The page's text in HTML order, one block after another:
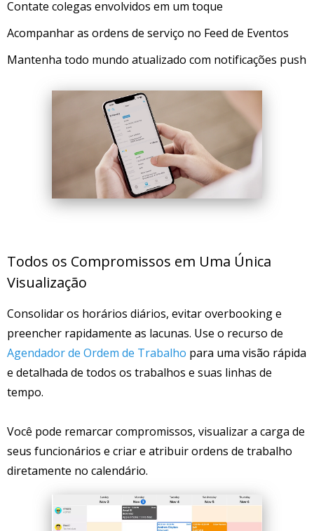
Contate colegas envolvidos em um toque
Acompanhar as ordens de serviço no Feed de Eventos
Mantenha todo mundo atualizado com notificações push
Todos os Compromissos em Uma Única
Visualização
Consolidar os horários diários, evitar overbooking e
preencher rapidamente as lacunas. Use o recurso de
Agendador de Ordem de Trabalho para uma visão rápida
e detalhada de todos os trabalhos e suas linhas de
tempo.
Você pode remarcar compromissos, visualizar a carga de
seus funcionários e criar e atribuir ordens de trabalho
diretamente no calendário.